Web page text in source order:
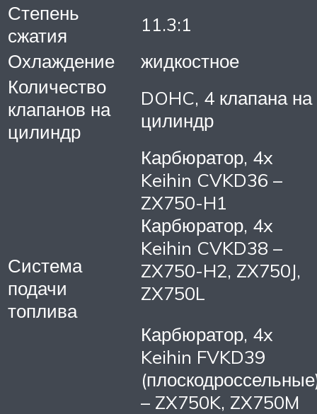
Степень
сжатия
11.3:1
Охлаждение
жидкостное
Количество
клапанов на
цилиндр
DOHC, 4 клапана на
цилиндр
Система
подачи
топлива
Карбюратор, 4x
Keihin CVKD36 –
ZX750-H1
Карбюратор, 4x
Keihin CVKD38 –
ZX750-H2, ZX750J,
ZX750L
Карбюратор, 4x
Keihin FVKD39
– ZX750K, ZX750M